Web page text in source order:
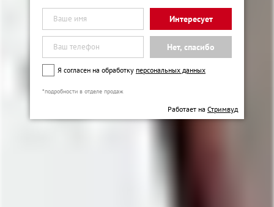
Интересует
Нет, спасибо
Я согласен на обработку персональных данных
*подробности в отделе продаж
Работает на Стримвуд